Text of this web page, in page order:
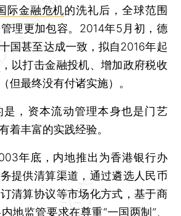
际金融危机的洗礼后，全球范围
理更加包容。2014年5月初，德
国甚至达成一致，拟自2016年起
，以打击金融投机、增加政府税收
（但最终没有付诸实施）。
，资本流动管理本身也是门艺
着丰富的实践经验。
年底，内地推出为香港银行办
提供清算渠道，通过遴选人民币
清算协议等市场化方式，基于商
地监管要求在尊重“一国两制”、